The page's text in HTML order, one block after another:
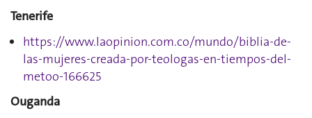
Tenerife
https://www.laopinion.com.co/mundo/biblia-de-
las-mujeres-creada-por-teologas-en-tiempos-del-
metoo-166625
Ouganda